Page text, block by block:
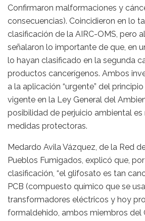
Confirmaron malformaciones y
consecuencias). Coincidieron en lo
clasificación de la AIRC-OMS, pero
señalaron lo importante de que, en
lo hayan clasificado en la segunda
productos cancerígenos. Ambos
a la aplicación “urgente” del
vigente en la Ley General del
posibilidad de perjuicio ambiental
medidas protectoras.
Medardo Avila Vázquez, de la Red
Pueblos Fumigados, explicó que,
clasificación, “el glifosato es tan
PCB (compuesto químico que se
transformadores eléctricos y hoy
formaldehido, ambos miembros del